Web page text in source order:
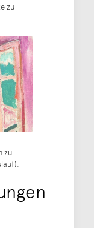
zu
zu